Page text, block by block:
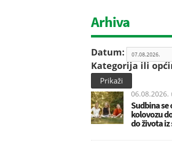
Arhiva
Datum:
Kategorija ili
Prikaži
06.08.2026.
Sudbina se
kolovozu
do života iz